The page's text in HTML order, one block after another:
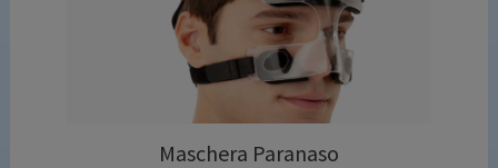
Maschera Paranaso